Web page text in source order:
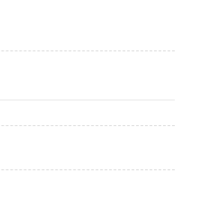
Bescheinigung